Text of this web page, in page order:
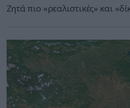
Ζητά πιο «ρεαλιστικές» και